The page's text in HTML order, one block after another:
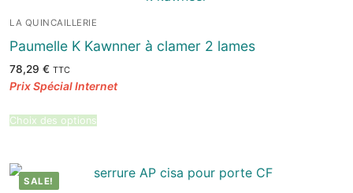
LA QUINCAILLERIE
Paumelle K Kawnner à clamer 2 lames
78,29 € TTC
Choix des options
SALE!